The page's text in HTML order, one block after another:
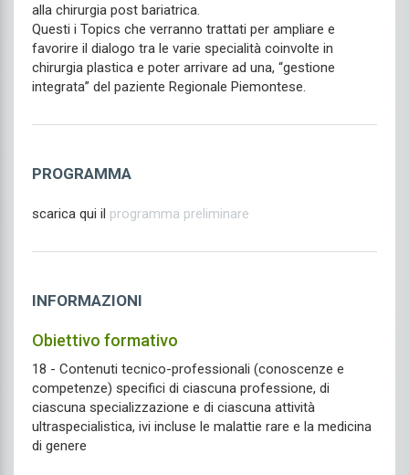
alla chirurgia post bariatrica.
Questi i Topics che verranno trattati per ampliare e
favorire il dialogo tra le varie specialità coinvolte in
chirurgia plastica e poter arrivare ad una, “gestione
integrata” del paziente Regionale Piemontese.
PROGRAMMA
scarica qui il programma preliminare
INFORMAZIONI
Obiettivo formativo
18 - Contenuti tecnico-professionali (conoscenze e
competenze) specifici di ciascuna professione, di
ciascuna specializzazione e di ciascuna attività
ultraspecialistica, ivi incluse le malattie rare e la medicina
di genere